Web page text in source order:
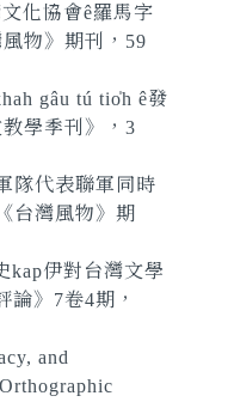
化協會ê羅馬字
物》期刊，59
gâu tú tio̍h ê發
學季刊》，3
隊代表聯軍同時
台灣風物》期
kap伊對台灣文學
論》7卷4期，
and